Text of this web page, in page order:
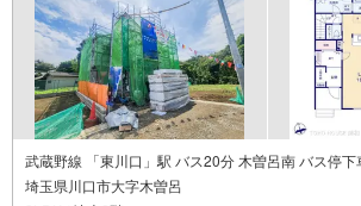
武蔵野線 「東川口」駅 バス20分 木曽呂南 バス停下
埼玉県川口市大字木曽呂